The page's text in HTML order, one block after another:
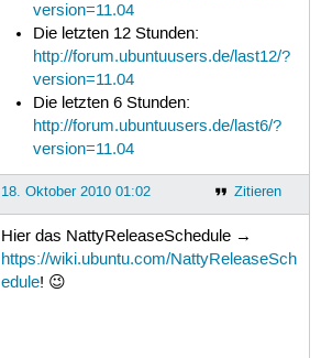
version=11.04
Die letzten 12 Stunden:
http://forum.ubuntuusers.de/last12/?
version=11.04
Die letzten 6 Stunden:
http://forum.ubuntuusers.de/last6/?
version=11.04
Zitieren
18. Oktober 2010 01:02
Hier das NattyReleaseSchedule →
https://wiki.ubuntu.com/NattyReleaseSch
edule! 😉